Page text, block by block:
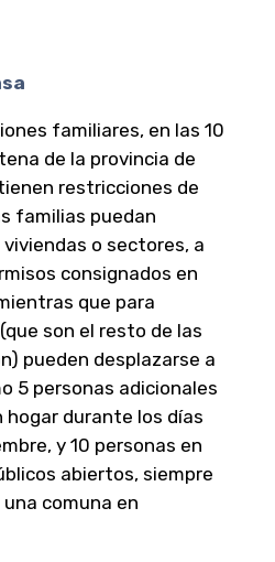
familiares, en las 10
de la provincia de
restricciones de
familias puedan
o sectores, a
consignados en
que para
son el resto de las
pueden desplazarse a
5 personas adicionales
hogar durante los días
y 10 personas en
abiertos, siempre
una comuna en